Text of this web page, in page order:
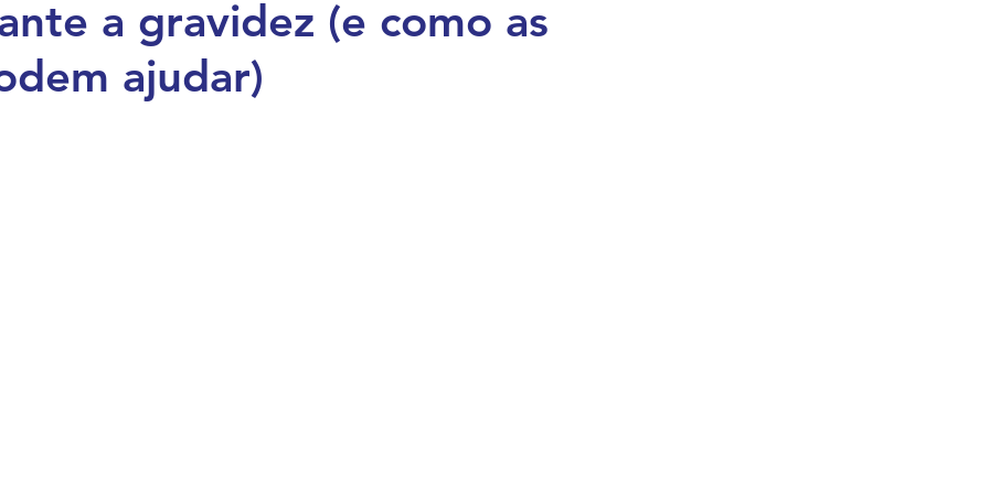
Vida Famili Apoio Doula Saúde Materna Negra
e Parto
a gravidez (e como as
ajudar)